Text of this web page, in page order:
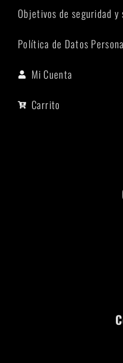
Objetivos de seguridad
Política de Datos
Mi Cuenta
Carrito